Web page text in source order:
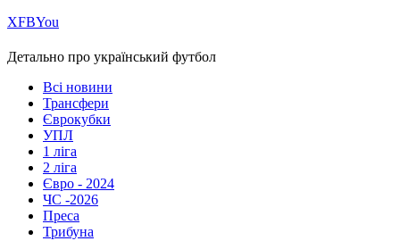
ХFBYou
Детально про український футбол
Всі новини
Трансфери
Єврокубки
УПЛ
1 ліга
2 ліга
Євро - 2024
ЧС -2026
Преса
Трибуна